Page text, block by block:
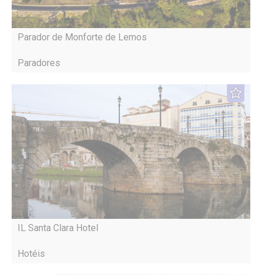
Parador de Monforte de Lemos
Paradores
IL Santa Clara Hotel
Hotéis